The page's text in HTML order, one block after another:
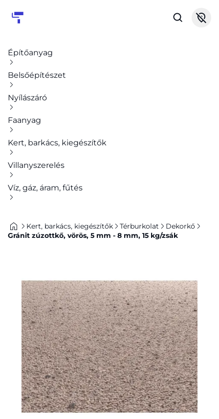
Építőanyag
Belsőépítészet
Nyílászáró
Faanyag
Kert, barkács, kiegészítők
Villanyszerelés
Víz, gáz, áram, fűtés
Kert, barkács, kiegészítők Térburkolat
Dekorkő
Gránit zúzottkő, vörös, 5 mm - 8 mm, 15 kg/zsák